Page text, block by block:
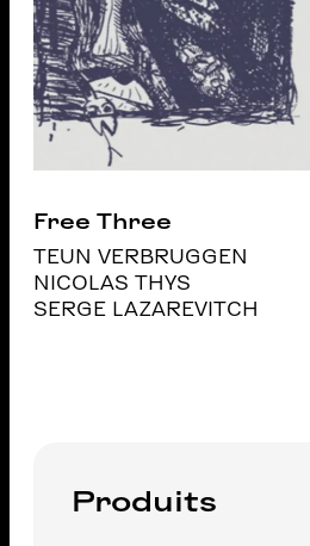
Free Three
TEUN VERBRUGGEN
NICOLAS THYS
SERGE LAZAREVITCH
Produits